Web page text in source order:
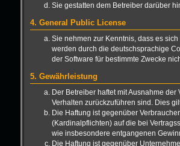
Sie gestatten dem Betreiber darüber
4. General Public License
Sie nehmen zur Kenntnis, dass es
werden durch die deutschsprachige
der Software für bestimmte Zwecke
5. Gewährleistung
Der Betreiber haftet mit Ausnahme
Verhalten zurückzuführen sind. Dies
Die Haftung ist gegenüber
(Kardinalpflichten) auf die bei
wie insbesondere entgangenen
Die Haftung ist gegenüber